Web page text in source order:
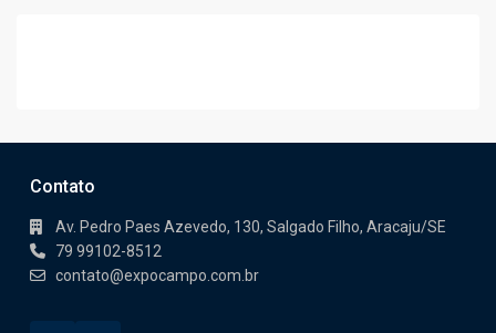
Contato
Av. Pedro Paes Azevedo, 130, Salgado Filho, Aracaju/SE
79 99102-8512
contato@expocampo.com.br